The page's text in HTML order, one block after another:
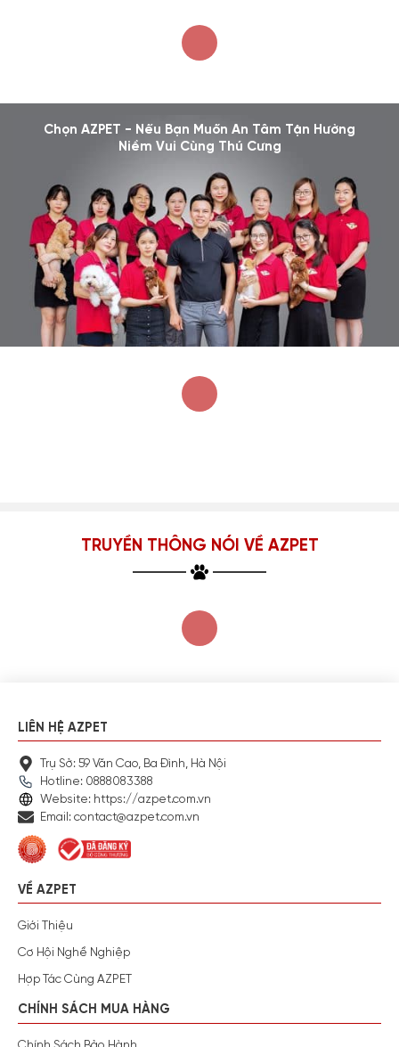
Chọn AZPET - Nếu Bạn Muốn An Tâm Tận Hưởng
Niềm Vui Cùng Thú Cưng
TRUYỀN THÔNG NÓI VỀ AZPET
LIÊN HỆ AZPET
Trụ Sở: 59 Văn Cao, Ba Đình, Hà Nội
Hotline: 0888083388
Website: https://azpet.com.vn
Email: contact@azpet.com.vn
VỀ AZPET
Giới Thiệu
Cơ Hội Nghề Nghiệp
Hợp Tác Cùng AZPET
CHÍNH SÁCH MUA HÀNG